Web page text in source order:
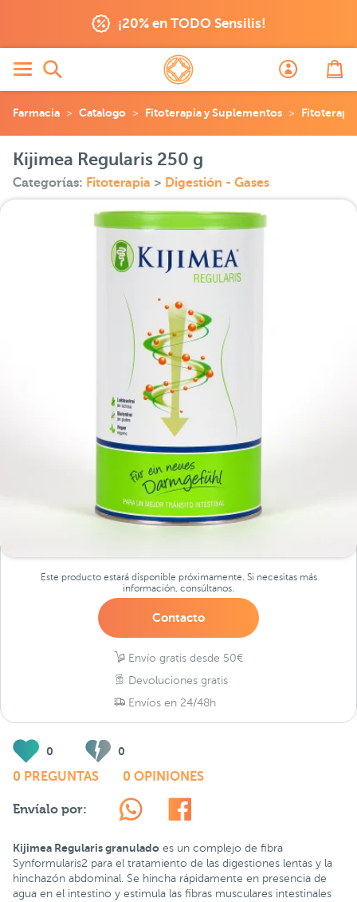
¡20% en TODO Sensilis!
Farmacia Catalogo Fitoterapia y Suplementos Fitoterapia
Kijimea Regularis 250 g
Categorías: Fitoterapia > Digestión - Gases
Este producto estará disponible próximamente. Si necesitas más
información, consúltanos.
Contacto
Envío gratis desde 50€
Devoluciones gratis
Envíos en 24/48h
0 0
0 PREGUNTAS 0 OPINIONES
Envíalo por:
Kijimea Regularis granulado es un complejo de fibra
Synformularis2 para el tratamiento de las digestiones lentas y la
hinchazón abdominal. Se hincha rápidamente en presencia de
agua en el intestino y estimula las fibras musculares intestinales